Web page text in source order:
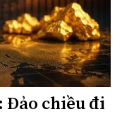
Đảo chiều đi